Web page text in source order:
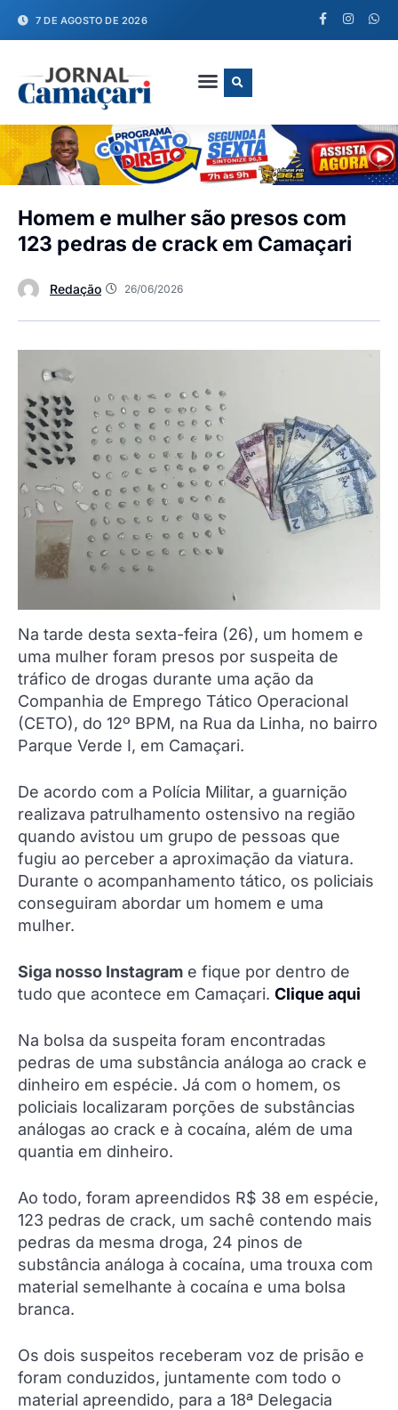
7 DE AGOSTO DE 2026
Homem e mulher são presos com
123 pedras de crack em Camaçari
Redação 26/06/2026
Na tarde desta sexta-feira (26), um homem e
uma mulher foram presos por suspeita de
tráfico de drogas durante uma ação da
Companhia de Emprego Tático Operacional
(CETO), do 12º BPM, na Rua da Linha, no bairro
Parque Verde I, em Camaçari.
De acordo com a Polícia Militar, a guarnição
realizava patrulhamento ostensivo na região
quando avistou um grupo de pessoas que
fugiu ao perceber a aproximação da viatura.
Durante o acompanhamento tático, os policiais
conseguiram abordar um homem e uma
mulher.
Siga nosso Instagram e fique por dentro de
tudo que acontece em Camaçari. Clique aqui
Na bolsa da suspeita foram encontradas
pedras de uma substância análoga ao crack e
dinheiro em espécie. Já com o homem, os
policiais localizaram porções de substâncias
análogas ao crack e à cocaína, além de uma
quantia em dinheiro.
Ao todo, foram apreendidos R$ 38 em espécie,
123 pedras de crack, um sachê contendo mais
pedras da mesma droga, 24 pinos de
substância análoga à cocaína, uma trouxa com
material semelhante à cocaína e uma bolsa
branca.
Os dois suspeitos receberam voz de prisão e
foram conduzidos, juntamente com todo o
material apreendido, para a 18ª Delegacia